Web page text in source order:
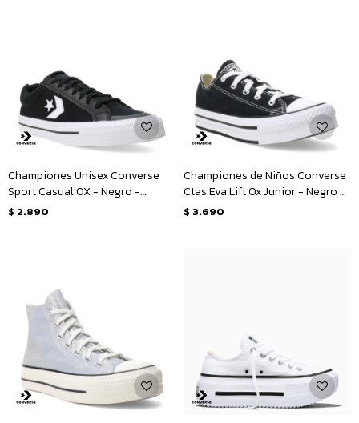
Championes Unisex Converse
Sport Casual OX - Negro -
Blanco
$ 2.890
Championes de Niños Converse
Ctas Eva Lift Ox Junior - Negro -
Blanco
$ 3.690